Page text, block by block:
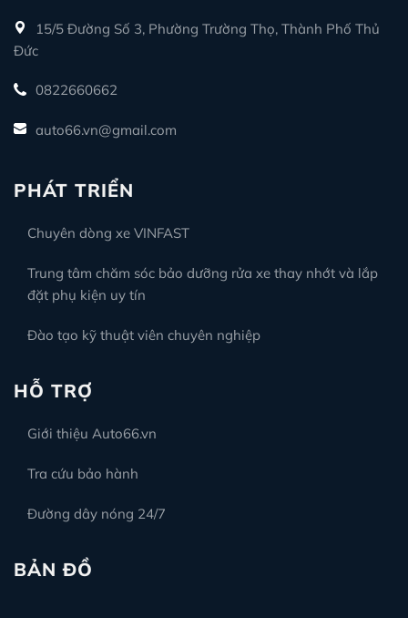
15/5 Đường Số 3, Phường Trường Thọ, Thành Phố Thủ
Đức
0822660662
auto66.vn@gmail.com
PHÁT TRIỂN
Chuyên dòng xe VINFAST
Trung tâm chăm sóc bảo dưỡng rửa xe thay nhớt và lắp
đặt phụ kiện uy tín
Đào tạo kỹ thuật viên chuyên nghiệp
HỖ TRỢ
Giới thiệu Auto66.vn
Tra cứu bảo hành
Đường dây nóng 24/7
BẢN ĐỒ